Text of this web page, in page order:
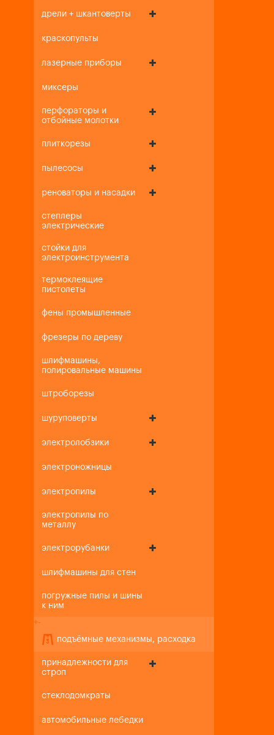
дрели + шкантоверты
краскопульты
лазерные приборы
миксеры
перфораторы и
отбойные молотки
плиткорезы
пылесосы
реноваторы и насадки
степлеры
электрические
стойки для
электроинструмента
термоклеящие
пистолеты
фены промышленные
фрезеры по дереву
шлифмашины,
полировальные машины
штроборезы
шуруповерты
электролобзики
электроножницы
электропилы
электропилы по
металлу
электрорубанки
шлифмашины для стен
погружные пилы и шины
к ним
+-
подъёмные механизмы, расходка
принадлежности для
строп
стеклодомкраты
автомобильные лебедки